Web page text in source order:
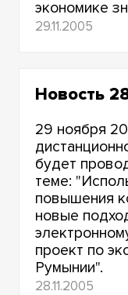
экономике
29.11.2005
Новость
29 ноября
будет
теме:
повышения
новые
проект по
Румынии".
28.11.2005